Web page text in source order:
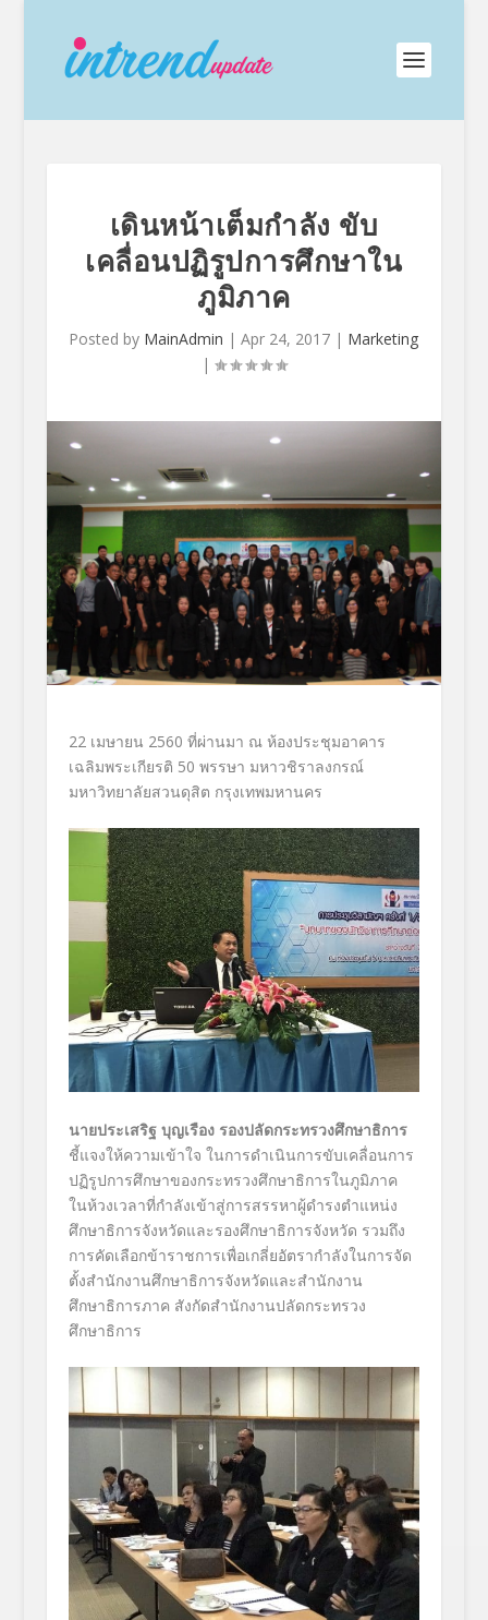
เดินหน้าเต็มกำลัง ขับ
เคลื่อนปฏิรูปการศึกษาใน
ภูมิภาค
Posted by MainAdmin |Apr 24, 2017 | Marketing
|
22 เมษายน 2560 ที่ผ่านมา ณ ห้องประชุมอาคาร
เฉลิมพระเกียรติ 50 พรรษา มหาวชิราลงกรณ์
มหาวิทยาลัยสวนดุสิต กรุงเทพมหานคร
นายประเสริฐ บุญเรือง รองปลัดกระทรวงศึกษาธิการ
ชี้แจงให้ความเข้าใจ ในการดำเนินการขับเคลื่อนการ
ปฏิรูปการศึกษาของกระทรวงศึกษาธิการในภูมิภาค
ในห้วงเวลาที่กำลังเข้าสู่การสรรหาผู้ดำรงตำแหน่ง
ศึกษาธิการจังหวัดและรองศึกษาธิการจังหวัด รวมถึง
การคัดเลือกข้าราชการเพื่อเกลี่ยอัตรากำลังในการจัด
ตั้งสำนักงานศึกษาธิการจังหวัดและสำนักงาน
ศึกษาธิการภาค สังกัดสำนักงานปลัดกระทรวง
ศึกษาธิการ